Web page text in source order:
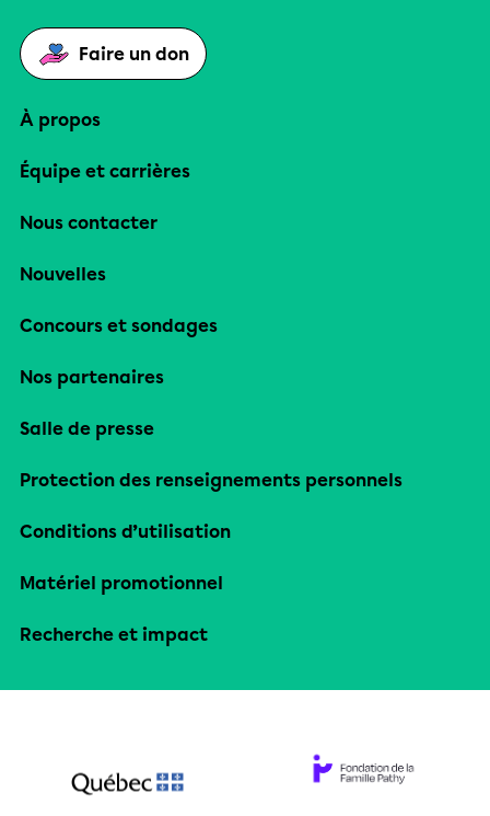
Faire un don
À propos
Équipe et carrières
Nous contacter
Nouvelles
Concours et sondages
Nos partenaires
Salle de presse
Protection des renseignements personnels
Conditions d’utilisation
Matériel promotionnel
Recherche et impact